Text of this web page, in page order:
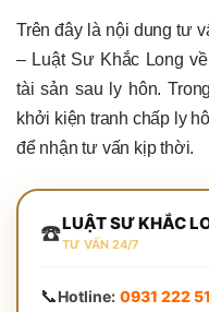
Trên đây là nội dung tư
– Luật Sư Khắc Long
tài sản sau ly hôn.
khởi kiện tranh chấp ly
để nhận tư vấn kịp thời.
☎️LUẬT SƯ KHẮC
TƯ VẤN 24/7
📞Hotline: 0931 222